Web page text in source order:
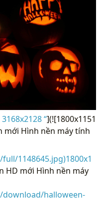
“](![1800x1151
mới Hình nền máy tính
1148645.jpg)1800x1
HD mới Hình nền máy
halloween-